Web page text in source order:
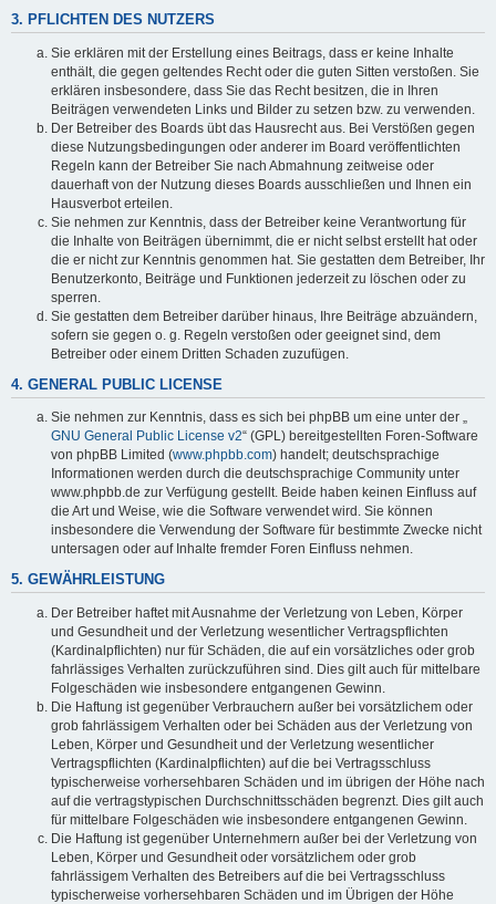
3. PFLICHTEN DES NUTZERS
Sie erklären mit der Erstellung eines Beitrags, dass er keine Inhalte
enthält, die gegen geltendes Recht oder die guten Sitten verstoßen. Sie
erklären insbesondere, dass Sie das Recht besitzen, die in Ihren
Beiträgen verwendeten Links und Bilder zu setzen bzw. zu verwenden.
Der Betreiber des Boards übt das Hausrecht aus. Bei Verstößen gegen
diese Nutzungsbedingungen oder anderer im Board veröffentlichten
Regeln kann der Betreiber Sie nach Abmahnung zeitweise oder
dauerhaft von der Nutzung dieses Boards ausschließen und Ihnen ein
Hausverbot erteilen.
Sie nehmen zur Kenntnis, dass der Betreiber keine Verantwortung für
die Inhalte von Beiträgen übernimmt, die er nicht selbst erstellt hat oder
die er nicht zur Kenntnis genommen hat. Sie gestatten dem Betreiber, Ihr
Benutzerkonto, Beiträge und Funktionen jederzeit zu löschen oder zu
sperren.
Sie gestatten dem Betreiber darüber hinaus, Ihre Beiträge abzuändern,
sofern sie gegen o. g. Regeln verstoßen oder geeignet sind, dem
Betreiber oder einem Dritten Schaden zuzufügen.
4. GENERAL PUBLIC LICENSE
Sie nehmen zur Kenntnis, dass es sich bei phpBB um eine unter der „
GNU General Public License v2“ (GPL) bereitgestellten Foren-Software
von phpBB Limited (www.phpbb.com) handelt; deutschsprachige
Informationen werden durch die deutschsprachige Community unter
www.phpbb.de zur Verfügung gestellt. Beide haben keinen Einfluss auf
die Art und Weise, wie die Software verwendet wird. Sie können
insbesondere die Verwendung der Software für bestimmte Zwecke nicht
untersagen oder auf Inhalte fremder Foren Einfluss nehmen.
5. GEWÄHRLEISTUNG
Der Betreiber haftet mit Ausnahme der Verletzung von Leben, Körper
und Gesundheit und der Verletzung wesentlicher Vertragspflichten
(Kardinalpflichten) nur für Schäden, die auf ein vorsätzliches oder grob
fahrlässiges Verhalten zurückzuführen sind. Dies gilt auch für mittelbare
Folgeschäden wie insbesondere entgangenen Gewinn.
Die Haftung ist gegenüber Verbrauchern außer bei vorsätzlichem oder
grob fahrlässigem Verhalten oder bei Schäden aus der Verletzung von
Leben, Körper und Gesundheit und der Verletzung wesentlicher
Vertragspflichten (Kardinalpflichten) auf die bei Vertragsschluss
typischerweise vorhersehbaren Schäden und im übrigen der Höhe nach
auf die vertragstypischen Durchschnittsschäden begrenzt. Dies gilt auch
für mittelbare Folgeschäden wie insbesondere entgangenen Gewinn.
Die Haftung ist gegenüber Unternehmern außer bei der Verletzung von
Leben, Körper und Gesundheit oder vorsätzlichem oder grob
fahrlässigem Verhalten des Betreibers auf die bei Vertragsschluss
typischerweise vorhersehbaren Schäden und im Übrigen der Höhe